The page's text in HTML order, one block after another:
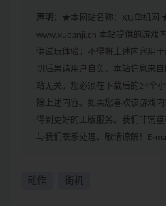
声明： ★本网站名称：XU单机网
www.xudanji.cn 本站提供的游戏
供试玩体验；不得将上述内容用
切后果请用户自负。本站信息来
站无关。您必须在下载后的24个
除上述内容。如果您喜欢该游戏
得到更好的正版服务。我们非常
与我们联系处理。敬请谅解！E-
动作 街机